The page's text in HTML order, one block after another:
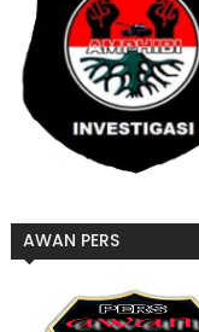
AWAN PERS